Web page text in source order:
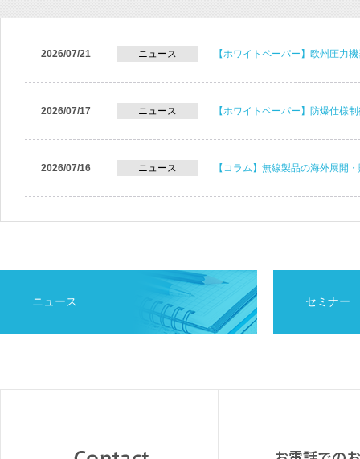
2026/07/21 ニュース 【ホワイトペーパー】欧州圧力
2026/07/17 ニュース 【ホワイトペーパー】防爆仕様
2026/07/16 ニュース 【コラム】無線製品の海外展開
ニュース セミナー